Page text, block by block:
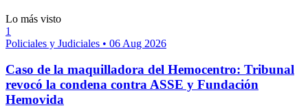
Lo más visto
1
Policiales y Judiciales • 06 Aug 2026
Caso de la maquilladora del Hemocentro: Tribunal
revocó la condena contra ASSE y Fundación
Hemovida